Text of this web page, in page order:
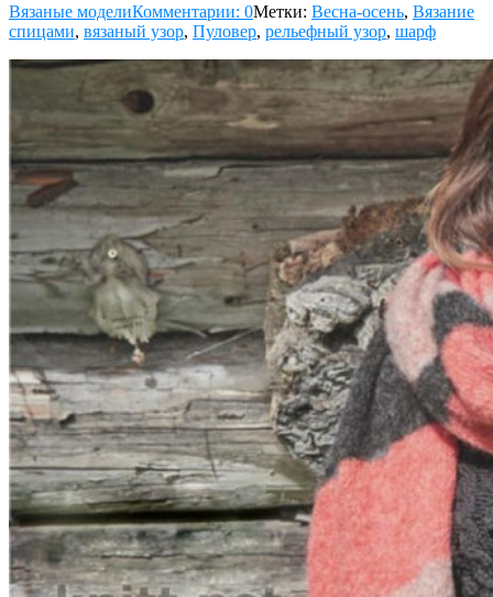
Вязаные моделиКомментарии: 0Метки: Весна-осень, Вязание
спицами, вязаный узор, Пуловер, рельефный узор, шарф